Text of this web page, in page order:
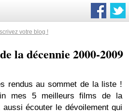
votre blog !
la décennie 2000-2009
rendus au sommet de la liste !
mes 5 meilleurs films de la
écouter le dévoilement qui